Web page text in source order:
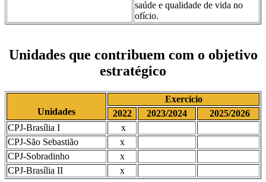
saúde e qualidade de vida no
ofício.
Unidades que contribuem com o objetivo
estratégico
Unidades
Exercício
2022
2023/2024
2025/2026
CPJ-Brasília I
x
CPJ-São Sebastião
x
CPJ-Sobradinho
x
CPJ-Brasília II
x